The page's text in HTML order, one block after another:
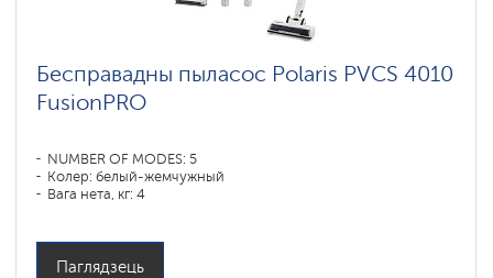
Бесправадны пыласос Polaris PVCS 4010
FusionPRO
NUMBER OF MODES: 5
Колер: белый-жемчужный
Вага нета, кг: 4
Паглядзець